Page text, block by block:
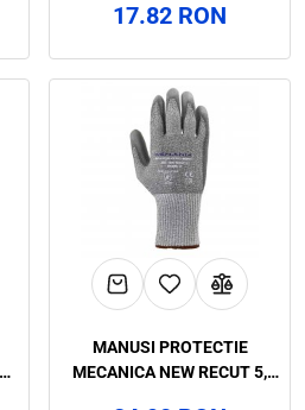
ART.9C73
17.82 RON
MANUSI PROTECTIE
MECANICA NEW RECUT 5,